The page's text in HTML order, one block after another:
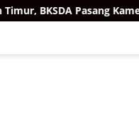
Pasang Kamera dan